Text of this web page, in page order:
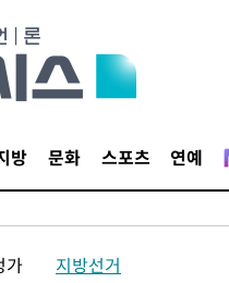
방 문화 스포츠 연예
가 지방선거